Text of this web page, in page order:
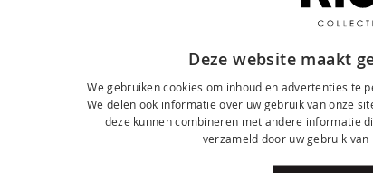
kom proefzitten in onze sfeervolle showroom.
Deze website maakt
We gebruiken cookies om inhoud en advertenties te
We delen ook informatie over uw gebruik van onze
deze kunnen combineren met andere informatie
verzameld door uw gebruik van